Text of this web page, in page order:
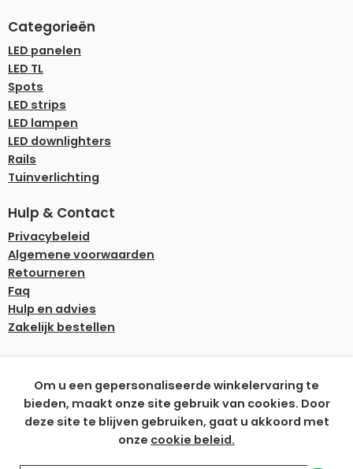
Categorieën
LED panelen
LED TL
Spots
LED strips
LED lampen
LED downlighters
Rails
Tuinverlichting
Hulp & Contact
Privacybeleid
Algemene voorwaarden
Retourneren
Faq
Hulp en advies
Zakelijk bestellen
Om u een gepersonaliseerde winkelervaring te
bieden, maakt onze site gebruik van cookies. Door
deze site te blijven gebruiken, gaat u akkoord met
onze cookie beleid.